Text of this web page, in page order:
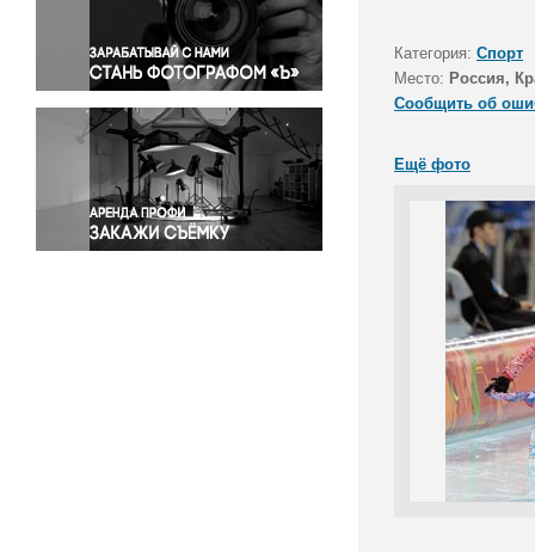
Правосудие
Происшествия и конфликты
Религия
Светская жизнь
Спорт
Экология
Экономика и бизнес
Категория: Спорт
Место: Россия,
Сообщить об
Ещё фото